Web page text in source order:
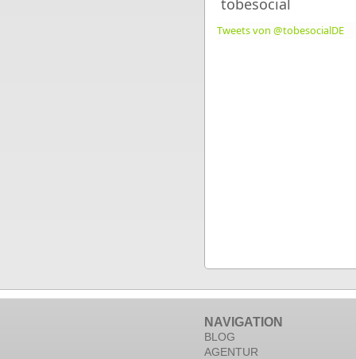
tobesocial
Tweets von @tobesocialDE
NAVIGATION
BLOG
AGENTUR